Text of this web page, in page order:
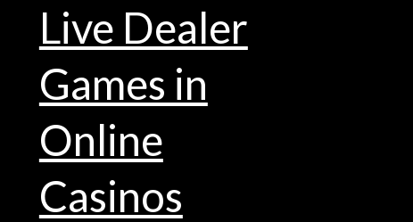
Live Dealer
Games in
Online
Casinos